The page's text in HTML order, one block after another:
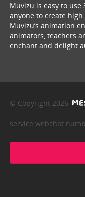
Muvizu is easy to
anyone to create
Muvizu’s animation
animators, teachers
enchant and delight
© Copyright 2026
service webchat